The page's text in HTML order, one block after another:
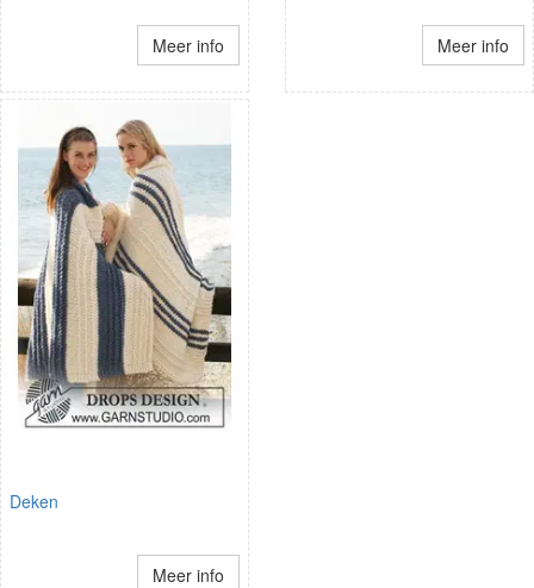
Meer info Meer info
Deken
Meer info